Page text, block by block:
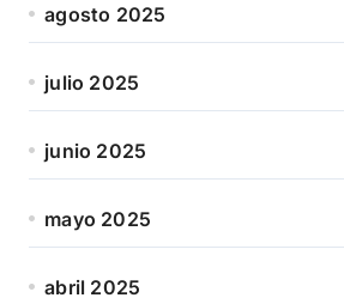
agosto 2025
julio 2025
junio 2025
mayo 2025
abril 2025